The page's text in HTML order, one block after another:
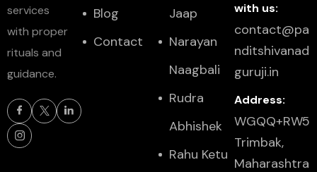
services
with proper
rituals and
guidance.
Blog
Contact
Jaap
Narayan
Naagbali
Rudra
Abhishek
Rahu Ketu
with us:
contact@pa
nditshivanad
guruji.in
Address:
WGQQ+RW5
Trimbak,
Maharashtra